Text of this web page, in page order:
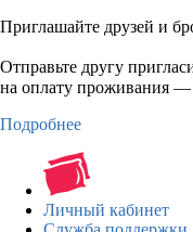
Приглашайте друзей и
Отправьте другу
на оплату проживания —
Подробнее
Личный кабинет